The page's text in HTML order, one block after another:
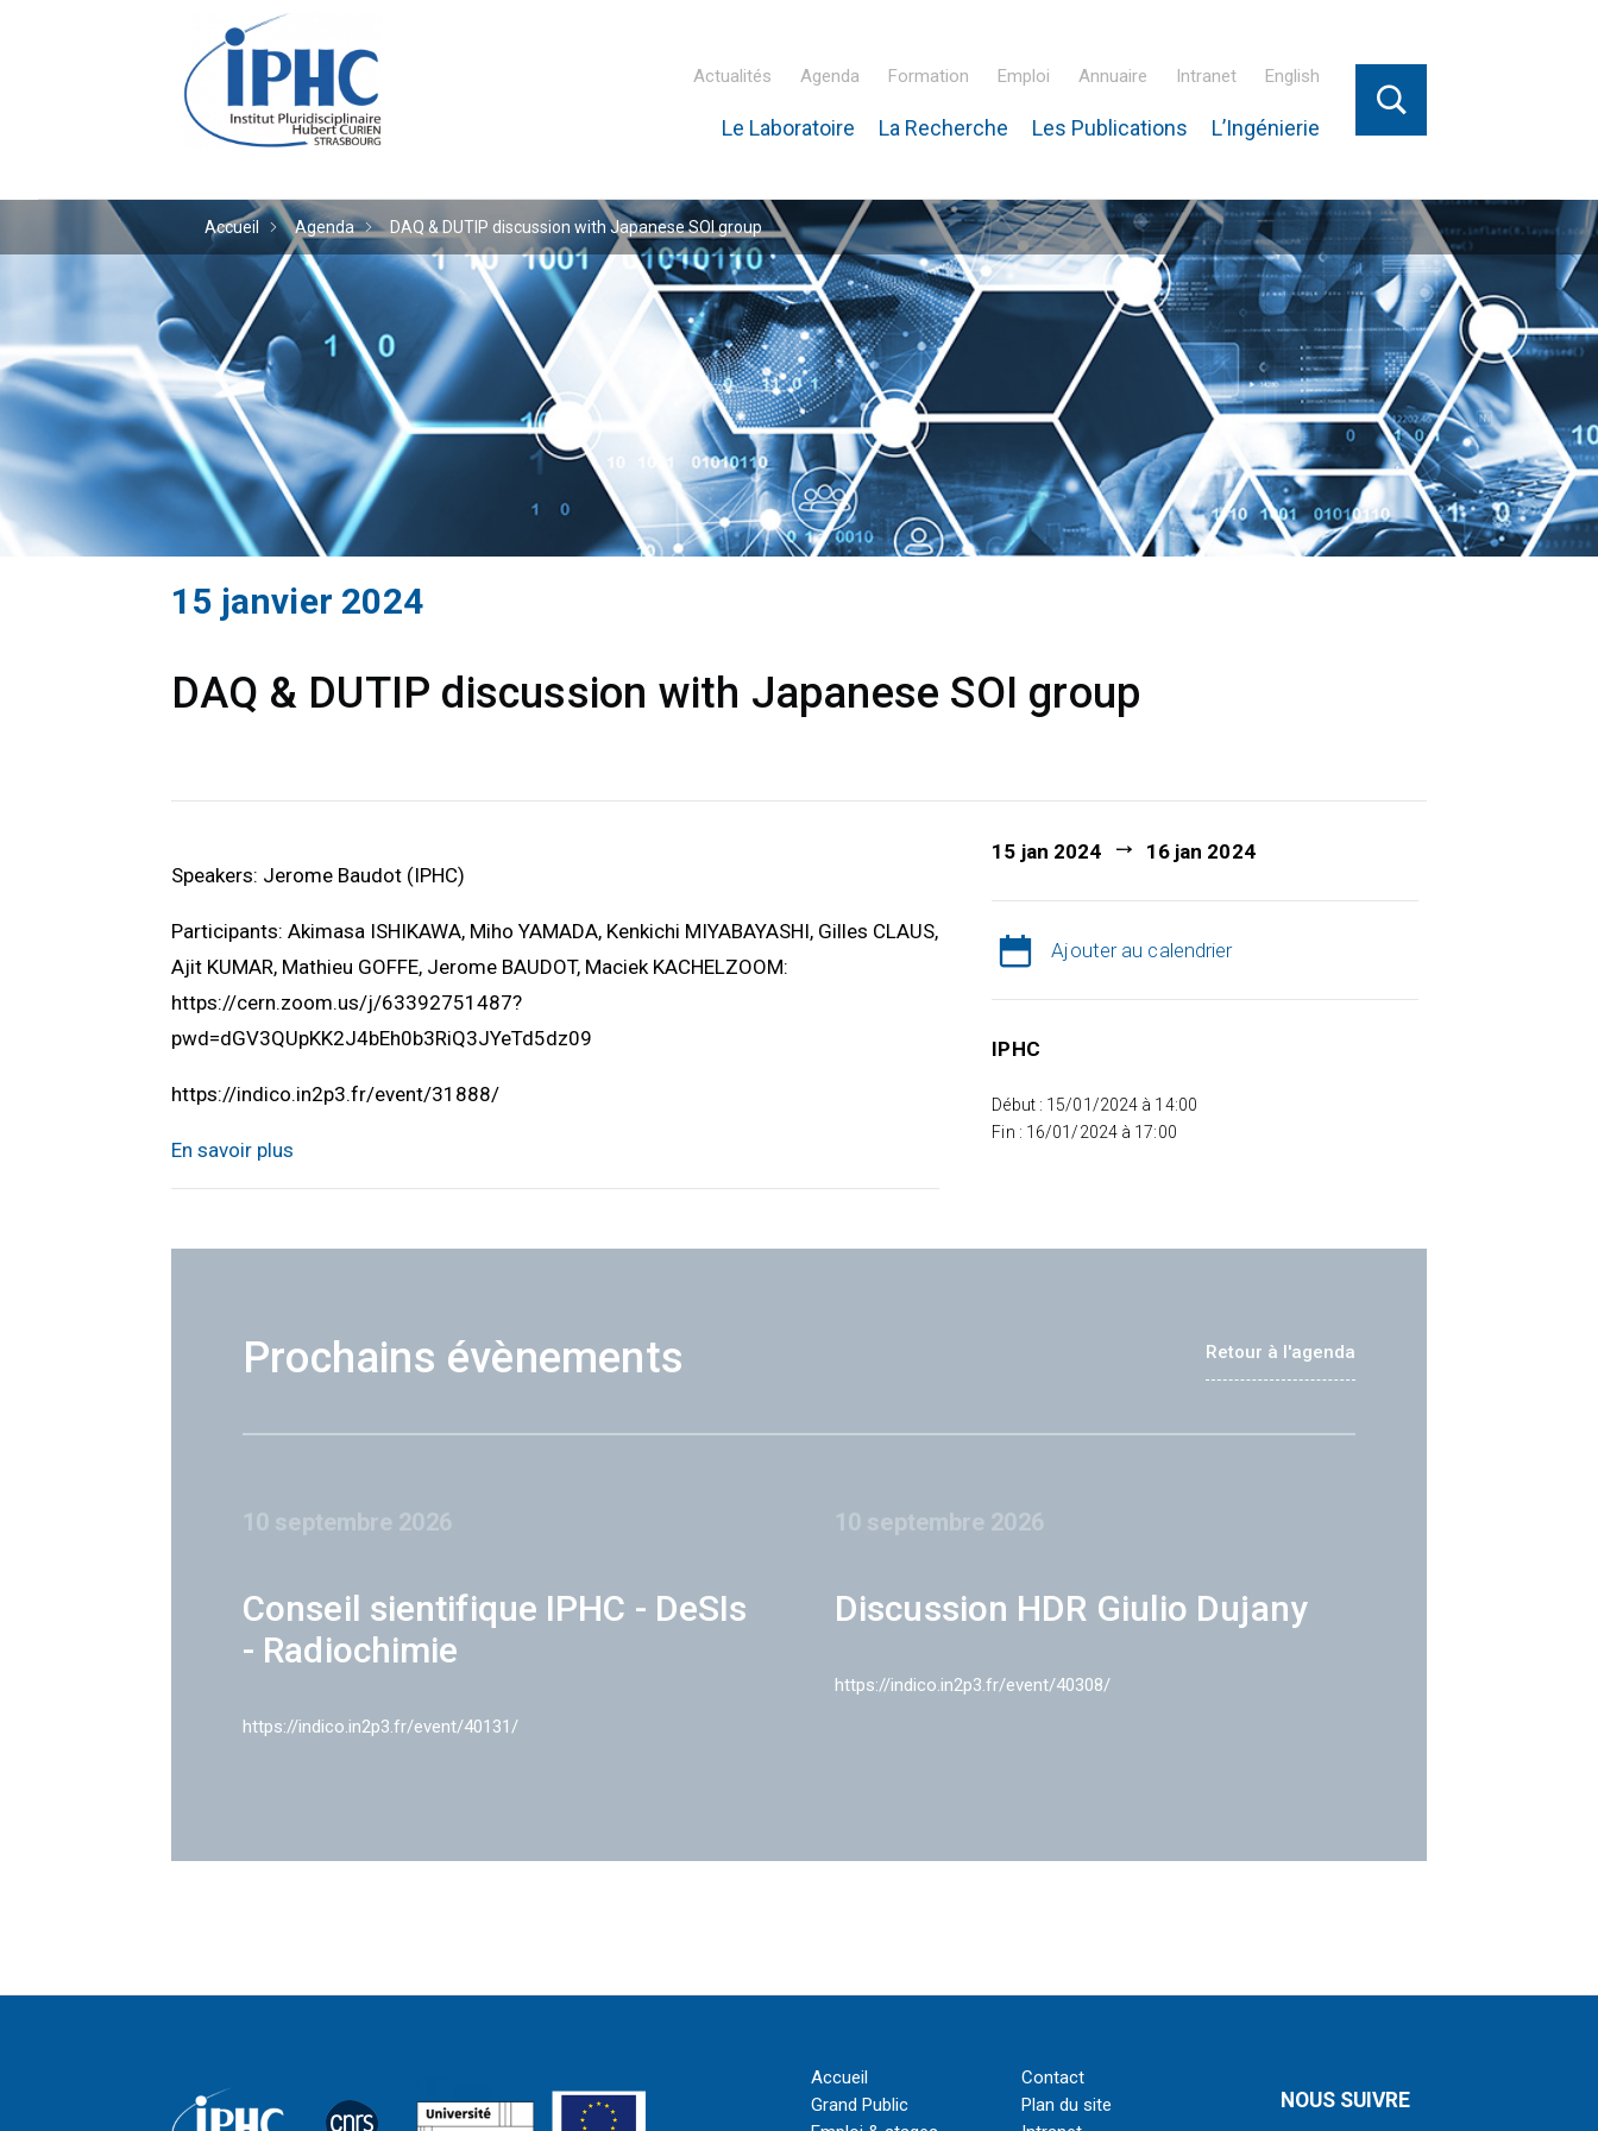
Institut pluridisciplinaire Hubert Curien – IPHC
Actualités Agenda Formation Emploi Annuaire Intranet English
Le Laboratoire La Recherche Les Publications L’Ingénierie
Accueil Agenda DAQ & DUTIP discussion with Japanese SOI group
15 janvier 2024
DAQ & DUTIP discussion with Japanese SOI group
Speakers: Jerome Baudot (IPHC)
Participants: Akimasa ISHIKAWA, Miho YAMADA, Kenkichi MIYABAYASHI, Gilles CLAUS,
Ajit KUMAR, Mathieu GOFFE, Jerome BAUDOT, Maciek KACHELZOOM:
https://cern.zoom.us/j/63392751487?
pwd=dGV3QUpKK2J4bEh0b3RiQ3JYeTd5dz09
https://indico.in2p3.fr/event/31888/
En savoir plus
15 jan 2024 16 jan 2024
Ajouter au calendrier
IPHC
Début : 15/01/2024 à 14:00
Fin : 16/01/2024 à 17:00
Prochains évènements Retour à l'agenda
10 septembre 2026
Conseil sientifique IPHC - DeSIs
- Radiochimie
https://indico.in2p3.fr/event/40131/
10 septembre 2026
Discussion HDR Giulio Dujany
https://indico.in2p3.fr/event/40308/
Accueil
Grand Public
Contact
Plan du site
NOUS SUIVRE